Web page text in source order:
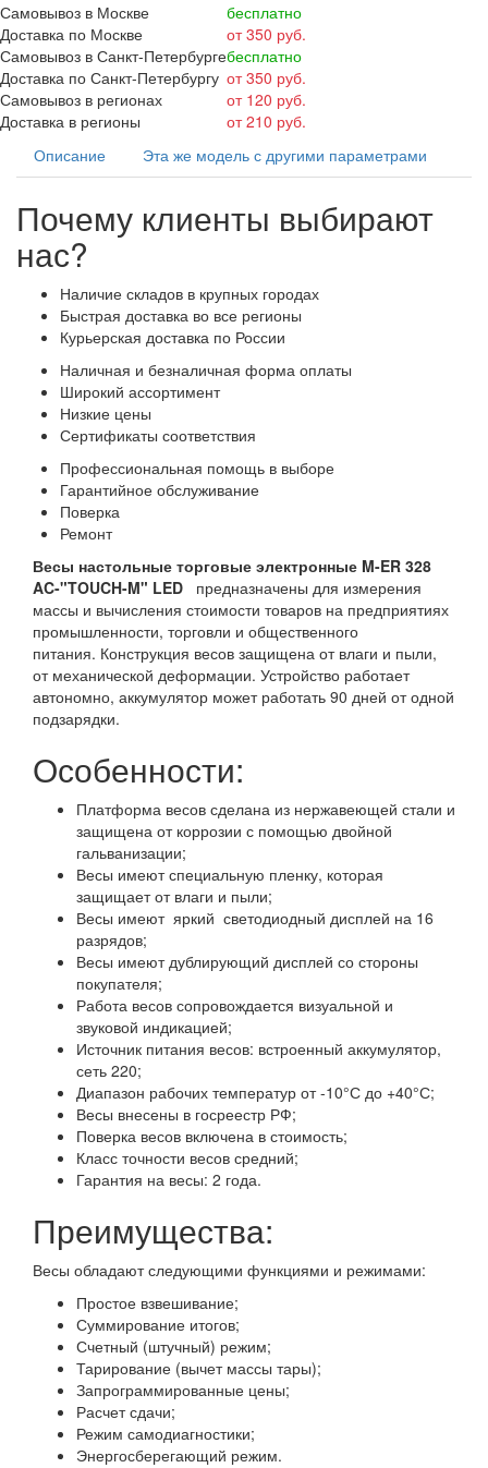
Самовывоз в Москве
бесплатно
Доставка по Москве
от 350 руб.
Самовывоз в Санкт-Петербургебесплатно
Доставка по Санкт-Петербургу от 350 руб.
Самовывоз в регионах
от 120 руб.
Доставка в регионы
от 210 руб.
Описание
Эта же модель с другими параметрами
Почему клиенты выбирают
нас?
Наличие складов в крупных городах
Быстрая доставка во все регионы
Курьерская доставка по России
Наличная и безналичная форма оплаты
Широкий ассортимент
Низкие цены
Сертификаты соответствия
Профессиональная помощь в выборе
Гарантийное обслуживание
Поверка
Ремонт
Весы настольные торговые электронные M-ER 328
AC-"TOUCH-M" LED
предназначены для измерения
массы и вычисления стоимости товаров на предприятиях
промышленности, торговли и общественного
питания. Конструкция весов защищена от влаги и пыли,
от механической деформации. Устройство работает
автономно, аккумулятор может работать 90 дней от одной
подзарядки.
Особенности:
Платформа весов сделана из нержавеющей стали и
защищена от коррозии с помощью двойной
гальванизации;
Весы имеют специальную пленку, которая
защищает от влаги и пыли;
Весы имеют яркий светодиодный дисплей на 16
разрядов;
Весы имеют дублирующий дисплей со стороны
покупателя;
Работа весов сопровождается визуальной и
звуковой индикацией;
Источник питания весов: встроенный аккумулятор,
сеть 220;
Диапазон рабочих температур от -10°С до +40°С;
Весы внесены в госреестр РФ;
Поверка весов включена в стоимость;
Класс точности весов средний;
Гарантия на весы: 2 года.
Преимущества:
Весы обладают следующими функциями и режимами:
Простое взвешивание;
Суммирование итогов;
Счетный (штучный) режим;
Тарирование (вычет массы тары);
Запрограммированные цены;
Расчет сдачи;
Режим самодиагностики;
Энергосберегающий режим.